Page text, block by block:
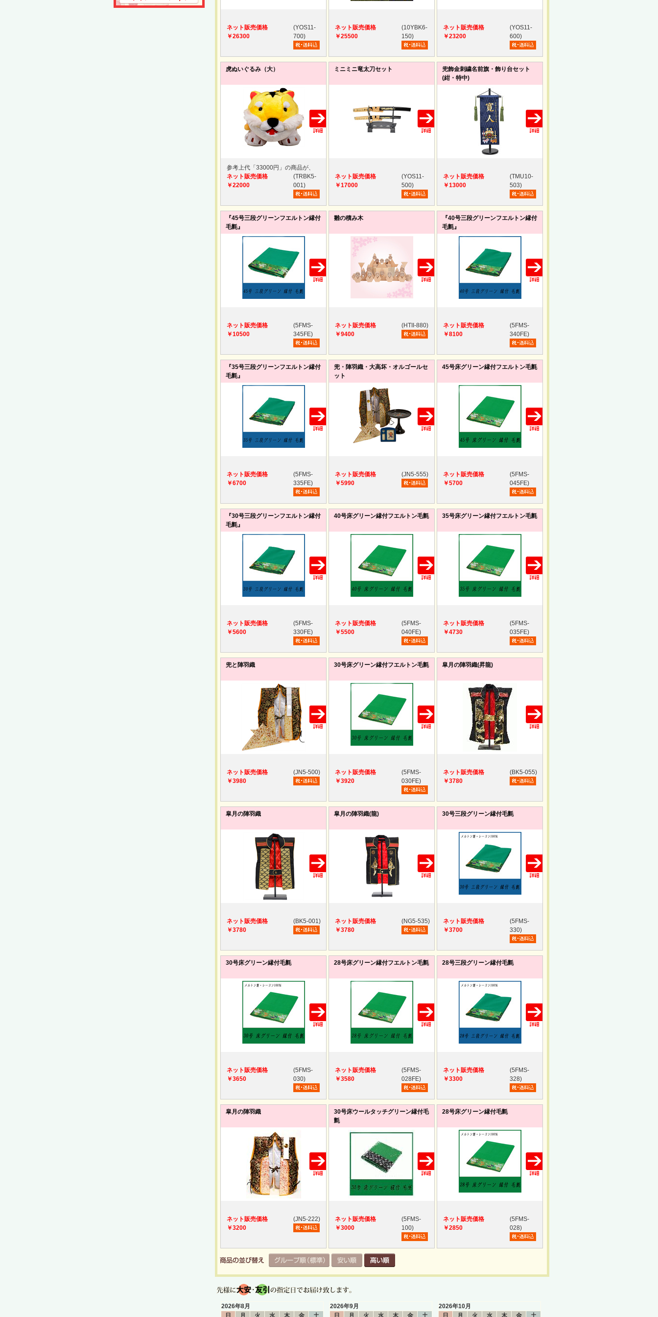
ネット販売価格
￥26300
(YOS11-
700)
ネット販売価格
￥25500
(10YBK6-
150)
ネット販売価格
￥23200
(YOS11-
600)
虎ぬいぐるみ（大）
参考上代「33000円」の商品が、
ネット販売価格
￥22000
(TRBK5-
001)
ミニミニ竜太刀セット
ネット販売価格
￥17000
(YOS11-
500)
兜飾金刺繍名前旗・飾り台セット
(紺・特中)
ネット販売価格
￥13000
(TMU10-
503)
『45号三段グリーンフエルトン縁付
毛氈』
ネット販売価格
￥10500
(5FMS-
345FE)
雛の積み木
ネット販売価格
￥9400
(HTII-880)
『40号三段グリーンフエルトン縁付
毛氈』
ネット販売価格
￥8100
(5FMS-
340FE)
『35号三段グリーンフエルトン縁付
毛氈』
ネット販売価格
￥6700
(5FMS-
335FE)
兜・陣羽織・大高坏・オルゴールセ
ット
ネット販売価格
￥5990
(JN5-555)
45号床グリーン縁付フエルトン毛氈
ネット販売価格
￥5700
(5FMS-
045FE)
『30号三段グリーンフエルトン縁付
毛氈』
ネット販売価格
￥5600
(5FMS-
330FE)
40号床グリーン縁付フエルトン毛氈
ネット販売価格
￥5500
(5FMS-
040FE)
35号床グリーン縁付フエルトン毛氈
ネット販売価格
￥4730
(5FMS-
035FE)
兜と陣羽織
ネット販売価格
￥3980
(JN5-500)
30号床グリーン縁付フエルトン毛氈
ネット販売価格
￥3920
(5FMS-
030FE)
皐月の陣羽織(昇龍)
ネット販売価格
￥3780
(BK5-055)
皐月の陣羽織
ネット販売価格
￥3780
(BK5-001)
皐月の陣羽織(龍)
ネット販売価格
￥3780
(NG5-535)
30号三段グリーン縁付毛氈
ネット販売価格
￥3700
(5FMS-
330)
30号床グリーン縁付毛氈
ネット販売価格
￥3650
(5FMS-
030)
28号床グリーン縁付フエルトン毛氈
ネット販売価格
￥3580
(5FMS-
028FE)
28号三段グリーン縁付毛氈
ネット販売価格
￥3300
(5FMS-
328)
皐月の陣羽織
ネット販売価格
￥3200
(JN5-222)
30号床ウールタッチグリーン縁付毛
氈
ネット販売価格
￥3000
(5FMS-
100)
28号床グリーン縁付毛氈
ネット販売価格
￥2850
(5FMS-
028)
2026年8月
日
月 火 水 木 金 土
2026年9月
日
月 火 水 木 金 土
2026年10月
日
月 火 水 木 金 土